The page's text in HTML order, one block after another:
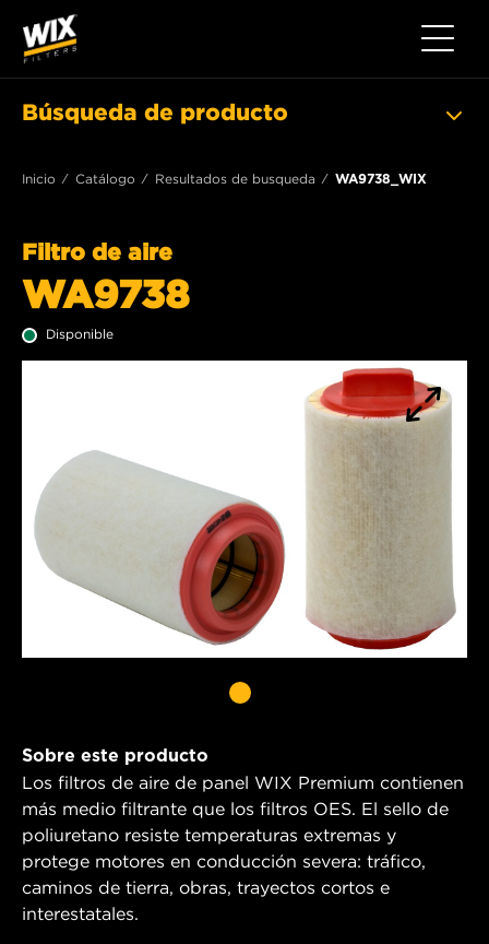
Toggle
Búsqueda de producto
Inicio Catálogo Resultados de busqueda WA9738_WIX
Filtro de aire
WA9738
Disponible
Sobre este producto
Los filtros de aire de panel WIX Premium contienen
más medio filtrante que los filtros OES. El sello de
poliuretano resiste temperaturas extremas y
protege motores en conducción severa: tráfico,
caminos de tierra, obras, trayectos cortos e
interestatales.